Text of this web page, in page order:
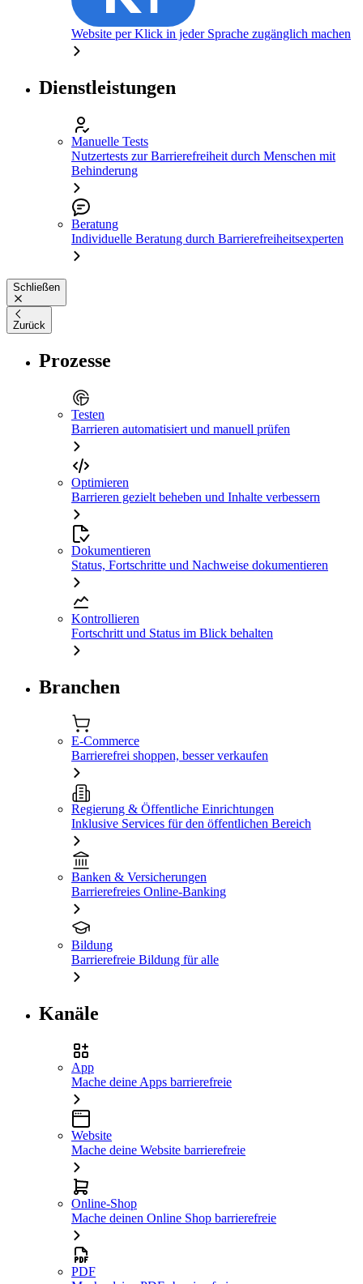
Website per Klick in jeder Sprache zugänglich machen
Dienstleistungen
Manuelle Tests
Nutzertests zur Barrierefreiheit durch Menschen mit
Behinderung
Beratung
Individuelle Beratung durch Barrierefreiheitsexperten
Schließen
Zurück
Prozesse
Testen
Barrieren automatisiert und manuell prüfen
Optimieren
Barrieren gezielt beheben und Inhalte verbessern
Dokumentieren
Status, Fortschritte und Nachweise dokumentieren
Kontrollieren
Fortschritt und Status im Blick behalten
Branchen
E-Commerce
Barrierefrei shoppen, besser verkaufen
Regierung & Öffentliche Einrichtungen
Inklusive Services für den öffentlichen Bereich
Banken & Versicherungen
Barrierefreies Online-Banking
Bildung
Barrierefreie Bildung für alle
Kanäle
App
Mache deine Apps barrierefreie
Website
Mache deine Website barrierefreie
Online-Shop
Mache deinen Online Shop barrierefreie
PDF